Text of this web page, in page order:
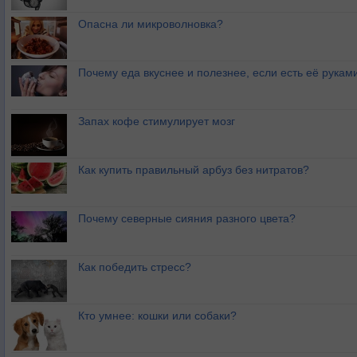
Опасна ли микроволновка?
Почему еда вкуснее и полезнее, если есть её
Запах кофе стимулирует мозг
Как купить правильный арбуз без нитратов?
Почему северные сияния разного цвета?
Как победить стресс?
Кто умнее: кошки или собаки?